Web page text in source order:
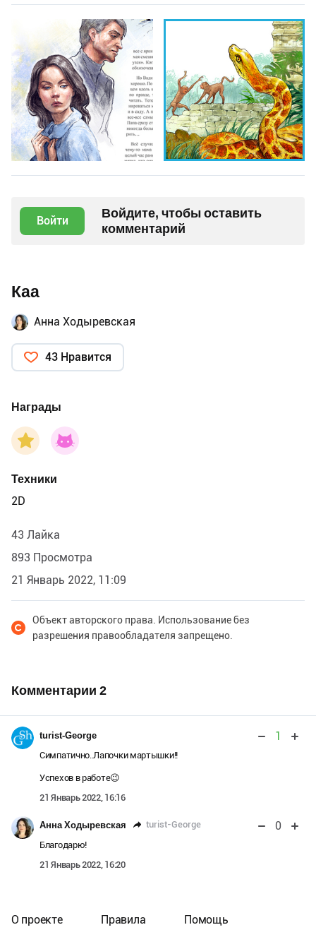
Войти
Войдите, чтобы оставить
комментарий
Каа
Анна Ходыревская
43 Нравится
Награды
Техники
2D
43 Лайка
893 Просмотра
21 Январь 2022, 11:09
Объект авторского права. Использование без
разрешения правообладателя запрещено.
Комментарии 2
turist-George 1
Симпатично..Лапочки мартышки!!
Успехов в работе😉
21 Январь 2022, 16:16
Анна Ходыревская turist-George 0
Благодарю!
21 Январь 2022, 16:20
О проекте Правила Помощь